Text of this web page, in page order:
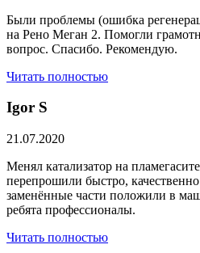
Были проблемы (ошибка
на Рено Меган 2. Помогли
вопрос. Спасибо. Рекомендую.
Читать полностью
​Igor S
21.07.2020
Менял катализатор на
перепрошили быстро,
заменённые части положили в
ребята профессионалы.
Читать полностью